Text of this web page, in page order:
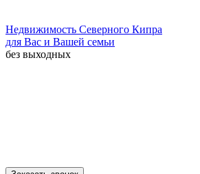
Недвижимость Северного Кипра
для Вас и Вашей семьи
без выходных